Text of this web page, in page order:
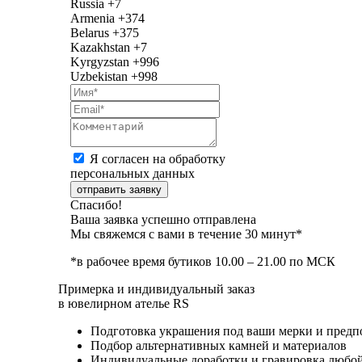
Russia +7
Armenia +374
Belarus +375
Kazakhstan +7
Kyrgyzstan +996
Uzbekistan +998
Я согласен на обработку
персональных данных
отправить заявку
Спасибо!
Ваша заявка успешно отправлена
Мы свяжемся с вами в течение 30 минут*
*в рабочее время бутиков 10.00 – 21.00 по МСК
Примерка и индивидуальный заказ
в ювелирном ателье RS
Подготовка украшения под ваши мерки и
Подбор альтернативных камней и материалов